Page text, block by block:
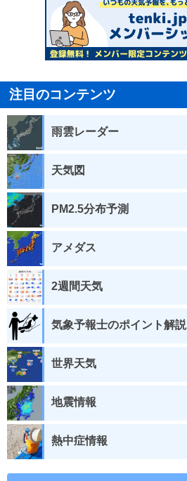
注目のコンテンツ
雨雲レーダー
天気図
PM2.5分布予測
アメダス
2週間天気
気象予報士のポイント解説
世界天気
地震情報
熱中症情報